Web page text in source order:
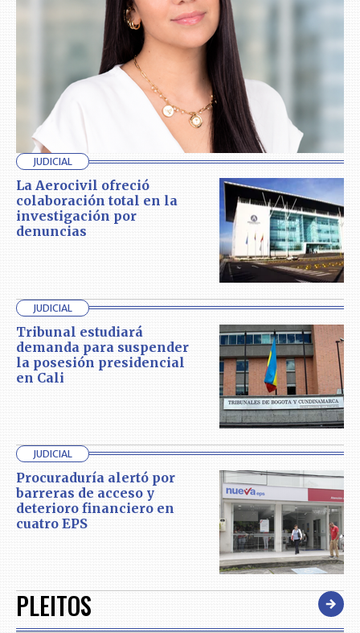
JUDICIAL
La Aerocivil ofreció
colaboración total en la
investigación por
denuncias
JUDICIAL
Tribunal estudiará
demanda para suspender
la posesión presidencial
en Cali
JUDICIAL
Procuraduría alertó por
barreras de acceso y
deterioro financiero en
cuatro EPS
PLEITOS